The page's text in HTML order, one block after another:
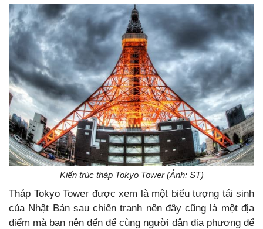
Kiến trúc tháp Tokyo Tower (Ảnh: ST)
Tháp Tokyo Tower được xem là một biểu tượng tái sinh
của Nhật Bản sau chiến tranh nên đây cũng là một địa
điểm mà bạn nên đến để cùng người dân địa phương để